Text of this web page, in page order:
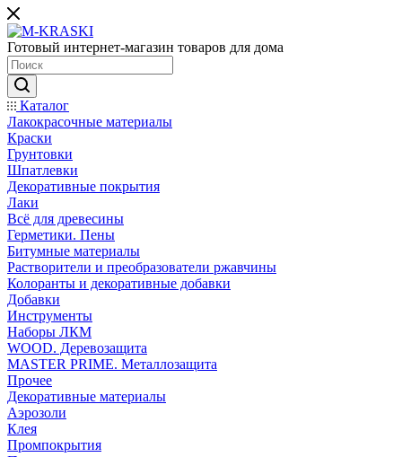
Готовый интернет-магазин товаров для дома
Каталог
Лакокрасочные материалы
Краски
Грунтовки
Шпатлевки
Декоративные покрытия
Лаки
Всё для древесины
Герметики. Пены
Битумные материалы
Растворители и преобразователи ржавчины
Колоранты и декоративные добавки
Добавки
Инструменты
Наборы ЛКМ
WOOD. Деревозащита
MASTER PRIME. Металлозащита
Прочее
Декоративные материалы
Аэрозоли
Клея
Промпокрытия